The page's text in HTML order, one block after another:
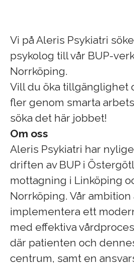
Vi på Aleris Psykiatri
psykolog till vår BUP-
Norrköping.
Vill du öka tillgänglighet
fler genom smarta
söka det här jobbet!
Om oss
Aleris Psykiatri har
driften av BUP i
mottagning i Linköping
Norrköping. Vår ambition
implementera ett
med effektiva
där patienten och
centrum, samt en